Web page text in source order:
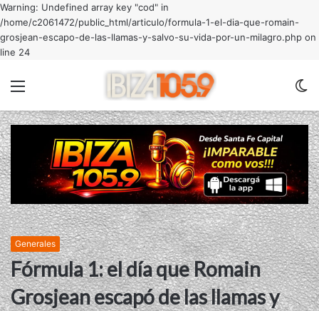
Warning: Undefined array key "cod" in
/home/c2061472/public_html/articulo/formula-1-el-dia-que-romain-
grosjean-escapo-de-las-llamas-y-salvo-su-vida-por-un-milagro.php on
line 24
Generales
Fórmula 1: el día que Romain
Grosjean escapó de las llamas y